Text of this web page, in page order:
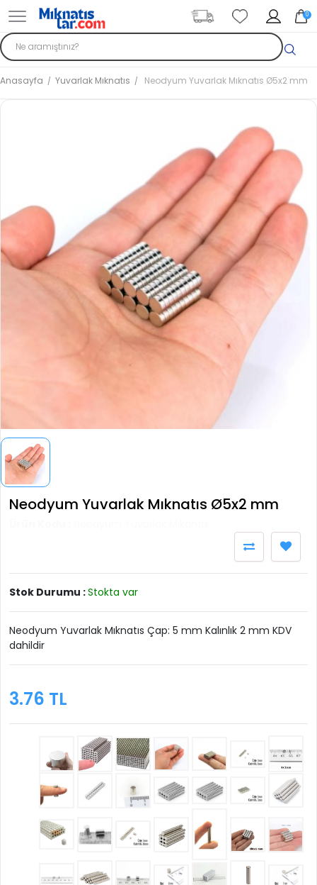
0
Anasayfa Yuvarlak Mıknatıs Neodyum Yuvarlak Mıknatıs Ø5x2 mm
Neodyum Yuvarlak Mıknatıs Ø5x2 mm
Stok Durumu :Stokta var
Neodyum Yuvarlak Mıknatıs Çap: 5 mm Kalınlık 2 mm KDV
dahildir
3.76 TL